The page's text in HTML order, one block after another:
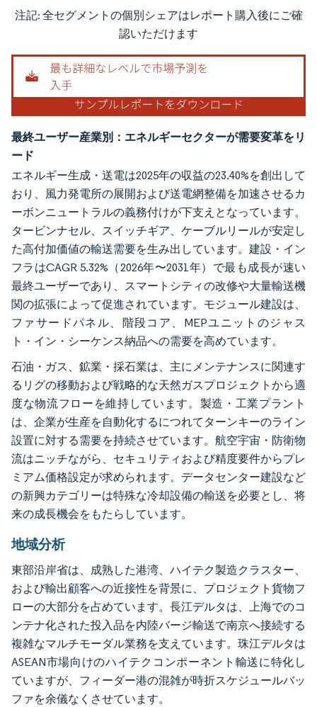
画像 © Mordor Intelligence。再利用にはCC BY 4.0の表示が必要です。
注記: 全セグメントの個別シェアはレポート購入後にご確
認いただけます
最終ユーザー産業別：エネルギーセクターが需要変革をリ
ード
エネルギー生成・送電は2025年の収益の23.40%を創出して
おり、風力発電所の展開および送電網整備を加速させるカ
ーボンニュートラルの義務付けが下支えとなっています。
タービンナセル、スイッチギア、ケーブルリールが安定し
た高付加価値の輸送需要を生み出しています。建設・イン
フラはCAGR 5.32%（2026年〜2031年）で最も成長が速い
最終ユーザーであり、スマートシティの改修や大量輸送機
関の拡張によって促進されています。モジュール建設は、
ファサードパネル、階段コア、MEPユニットのジャス
ト・イン・シーケンス納品への需要を高めています。
石油・ガス、鉱業・採石業は、主にメンテナンスに関連す
るリグの移動および戦略的な天然ガスプロジェクトから適
度な物流フローを維持しています。製造・工業プラント
は、企業が生産を自動化するにつれてターンキーのライン
設置に対する需要を持続させています。航空宇宙・防衛物
流はニッチながら、セキュリティおよび精度要件からプレ
ミアム価格設定が求められます。データセンター建設など
の新興カテゴリーは特殊な冷却設備の輸送を必要とし、将
来の成長機会をもたらしています。
地域分析
東部沿岸省は、成熟した港湾、ハイテク製造クラスター、
および輸出顧客への近接性を背景に、プロジェクト貨物フ
ローの大部分を占めています。長江デルタは、上海でのコ
ンテナ化された投入品を内陸バージ輸送で南京へ接続する
複雑なマルチモーダル業務を支えています。珠江デルタは
ASEAN市場向けのハイテクコンポーネント輸送に特化し
ていますが、フィーダー港の混雑が時折スケジュールバッ
ファを余儀なくさせています。